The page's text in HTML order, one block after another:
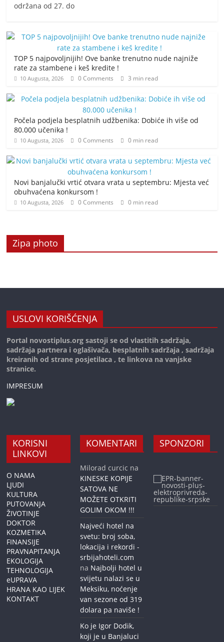
održana od 27. do
TOP 5 najpovoljnijih! Ove banke trenutno nude najniže
rate za stambene i keš kredite !
10 Augusta, 2026 0 Comments 3 min read
Počela podjela besplatnih udžbenika: Dobiće ih više od
80.000 učenika !
10 Augusta, 2026 0 Comments 0 min read
Novi banjalučki vrtić otvara vrata u septembru: Mjesta već
obuhvaćena konkursom !
10 Augusta, 2026 0 Comments 0 min read
Zipa photo
USLOVI KORIŠĆENJA
Portal novostiplus.org sastoji se od vlastitih sadržaja,
sadržaja partnera i oglašivača, besplatnih sadržaja , sadržaja
kreiranih od strane posjetilaca , te linkova na vanjske
stranice.
IMPRESUM
KORISNI
LINKOVI
O NAMA
LJUDI
KULTURA
PUTOVANJA
ŽIVOTINJE
DOKTOR
KOZMETIKA
FINANSIJE
PRAVNAPITANJA
EKOLOGIJA
TEHNOLOGIJA
eUPRAVA
HRANA KAO LIJEK
KONTAKT
KOMENTARI
Milorad curcic na
KINESKE KOPIJE
SATOVA NE
MOŽETE OTKRITI
GOLIM OKOM !!!
Najveći hotel na
svetu: broj soba,
lokacija i rekordi -
srbijahoteli.com
na Najbolji hotel u
svijetu nalazi se u
Meksiku, noćenje
van sezone od 319
dolara pa naviše !
Ko je Igor Dodik,
koji je u Banjaluci
SPONZORI